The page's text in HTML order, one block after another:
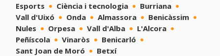
Esports
Ciència i tecnologia
Burriana
Vall d'Uixó
Onda Almassora
Benicàssim
Nules
Orpesa Vall d'Alba
L'Alcora
Peñíscola
Vinaròs
Benicarló
Sant Joan de Moró
Betxí